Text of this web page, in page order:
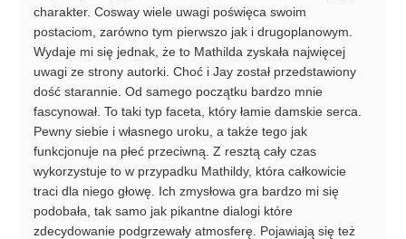
charakter. Cosway wiele uwagi poświęca swoim
postaciom, zarówno tym pierwszo jak i drugoplanowym.
Wydaje mi się jednak, że to Mathilda zyskała najwięcej
uwagi ze strony autorki. Choć i Jay został przedstawiony
dość starannie. Od samego początku bardzo mnie
fascynował. To taki typ faceta, który łamie damskie serca.
Pewny siebie i własnego uroku, a także tego jak
funkcjonuje na płeć przeciwną. Z resztą cały czas
wykorzystuje to w przypadku Mathildy, która całkowicie
traci dla niego głowę. Ich zmysłowa gra bardzo mi się
podobała, tak samo jak pikantne dialogi które
zdecydowanie podgrzewały atmosferę. Pojawiają się też